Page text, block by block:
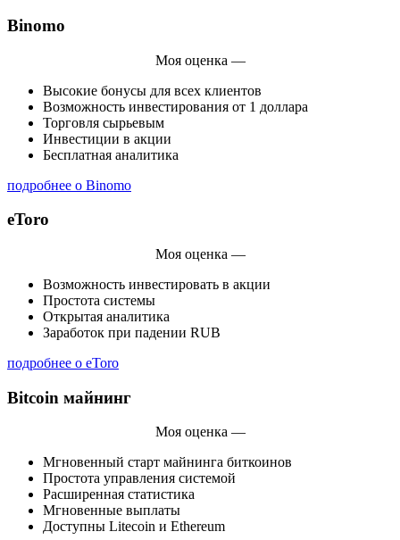
Binomo
Моя оценка —
Высокие бонусы для всех клиентов
Возможность инвестирования от 1 доллара
Торговля сырьевым
Инвестиции в акции
Бесплатная аналитика
подробнее о Binomo
eToro
Моя оценка —
Возможность инвестировать в акции
Простота системы
Открытая аналитика
Заработок при падении RUB
подробнее о eToro
Bitcoin майнинг
Моя оценка —
Мгновенный старт майнинга биткоинов
Простота управления системой
Расширенная статистика
Мгновенные выплаты
Доступны Litecoin и Ethereum